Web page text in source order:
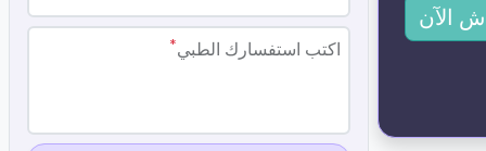
الآن
اكتب استفسارك الطبي*